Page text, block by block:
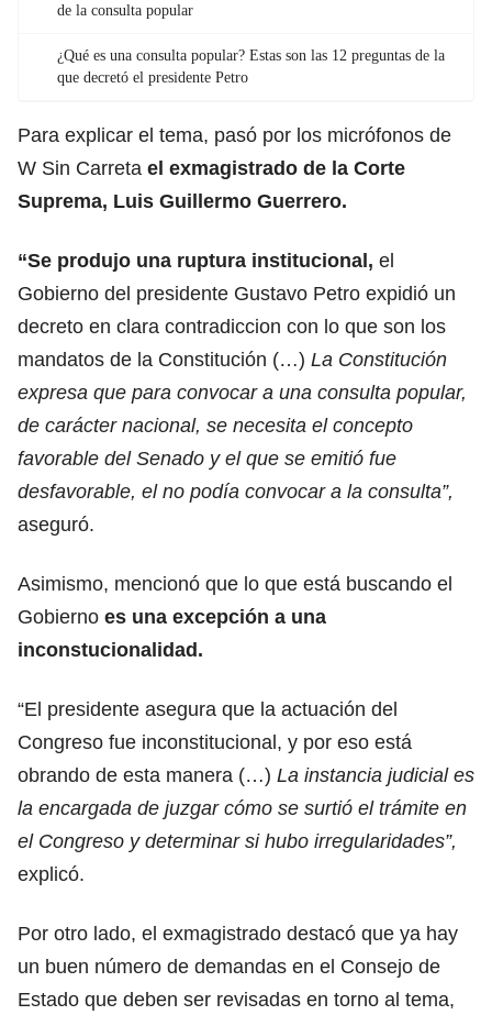
de la consulta popular
¿Qué es una consulta popular? Estas son las 12 preguntas de la
que decretó el presidente Petro
Para explicar el tema, pasó por los micrófonos de
W Sin Carreta el exmagistrado de la Corte
Suprema, Luis Guillermo Guerrero.
“Se produjo una ruptura institucional, el
Gobierno del presidente Gustavo Petro expidió un
decreto en clara contradiccion con lo que son los
mandatos de la Constitución (…) La Constitución
expresa que para convocar a una consulta popular,
de carácter nacional, se necesita el concepto
favorable del Senado y el que se emitió fue
desfavorable, el no podía convocar a la consulta”,
aseguró.
Asimismo, mencionó que lo que está buscando el
Gobierno es una excepción a una
inconstucionalidad.
“El presidente asegura que la actuación del
Congreso fue inconstitucional, y por eso está
obrando de esta manera (…) La instancia judicial es
la encargada de juzgar cómo se surtió el trámite en
el Congreso y determinar si hubo irregularidades”,
explicó.
Por otro lado, el exmagistrado destacó que ya hay
un buen número de demandas en el Consejo de
Estado que deben ser revisadas en torno al tema,